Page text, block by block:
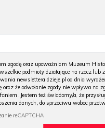
zgodę oraz upoważniam Muzeum
podmioty działające na rzecz
newslettera dzieje.pl od dnia
oraz że odwołanie zgody nie wpływa
Jestem też świadomy/a, że
danych, do sprzeciwu wobec